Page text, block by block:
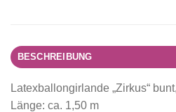
BESCHREIBUNG
Latexballongirlande „Zirkus“
Länge: ca. 1,50 m